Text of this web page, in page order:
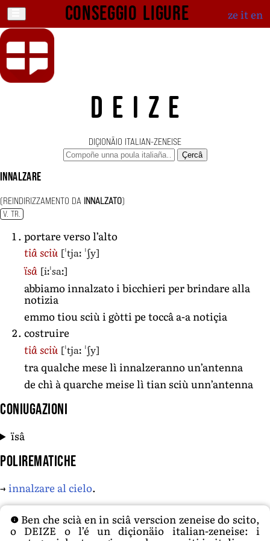
Conseggio ligure ze iten
DEIZE
DIÇIONÄIO ITALIAN-ZENEISE
Çercâ
innalzare
(REINDIRIZZAMENTO DA INNALZATO)
V. TR.
portare verso l’alto
tiâ sciù [ˈtjaː ˈʃy]
ïsâ [iːˈsaː]
abbiamo innalzato i bicchieri per brindare alla
notizia
emmo tiou sciù i gòtti pe toccâ a-a notiçia
costruire
tiâ sciù [ˈtjaː ˈʃy]
tra qualche mese lì innalzeranno un’antenna
de chì à quarche meise lì tian sciù unn’antenna
Coniugazioni
ïsâ
Polirematiche
→ innalzare al cielo.
Ben che scià en in sciâ verscion zeneise do scito,
o DEIZE o l’é un diçionäio italian-zeneise: i